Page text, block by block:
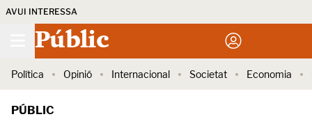
AVUI INTERESSA
Públic
Política Opinió Internacional Societat Economia
PÚBLIC